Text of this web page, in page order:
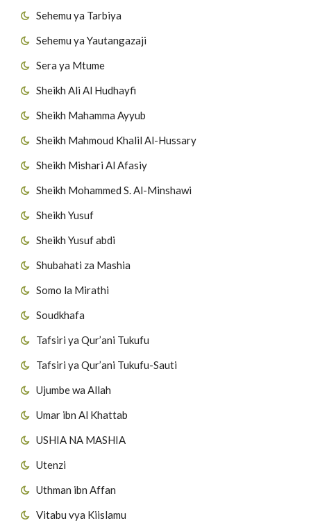
Sehemu ya Tarbiya
Sehemu ya Yautangazaji
Sera ya Mtume
Sheikh Ali Al Hudhayfi
Sheikh Mahamma Ayyub
Sheikh Mahmoud Khalil Al-Hussary
Sheikh Mishari Al Afasiy
Sheikh Mohammed S. Al-Minshawi
Sheikh Yusuf
Sheikh Yusuf abdi
Shubahati za Mashia
Somo la Mirathi
Soudkhafa
Tafsiri ya Qur’ani Tukufu
Tafsiri ya Qur’ani Tukufu-Sauti
Ujumbe wa Allah
Umar ibn Al Khattab
USHIA NA MASHIA
Utenzi
Uthman ibn Affan
Vitabu vya Kiislamu